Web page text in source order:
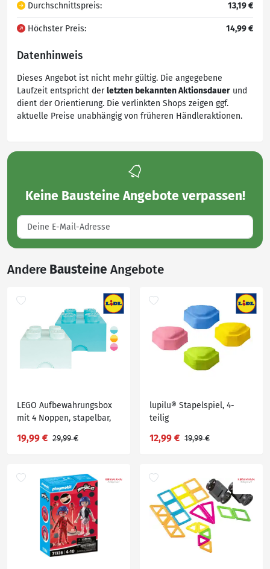
Durchschnittspreis: 13,19 €
Höchster Preis: 14,99 €
Datenhinweis
Dieses Angebot ist nicht mehr gültig. Die angegebene
Laufzeit entspricht derletzten bekannten Aktionsdauer und
dient der Orientierung. Die verlinkten Shops zeigen ggf.
aktuelle Preise unabhängig von früheren Händleraktionen.
Keine Bausteine Angebote verpassen!
Andere Bausteine Angebote
LEGO Aufbewahrungsbox
mit 4 Noppen, stapelbar,
19,99 € 29,99 €
lupilu® Stapelspiel, 4-
teilig
12,99 € 19,99 €